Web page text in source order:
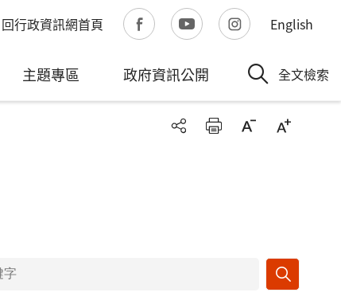
回行政資訊網首頁 English
主題專區 政府資訊公開 全文檢索